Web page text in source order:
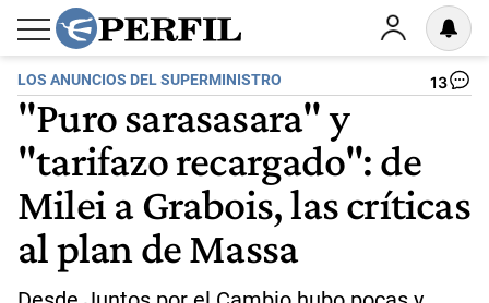
LOS ANUNCIOS DEL SUPERMINISTRO 13
"Puro sarasasara" y
"tarifazo recargado": de
Milei a Grabois, las críticas
al plan de Massa